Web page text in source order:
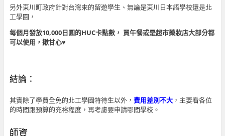
另外東川町政府針對台灣來的留遊學生、無論是東川日本語學校還是北
工學園，
每個月發放10,000日圓的HUC卡點數， 買午餐或是超市藥妝店大部分都
可以使用，揪甘心♥
結論：
其實除了學費全免的北工學園特待生以外， 費用差別不大，主要看各位
的時間跟預算的充裕程度，再考慮要申請哪間學校。
師資